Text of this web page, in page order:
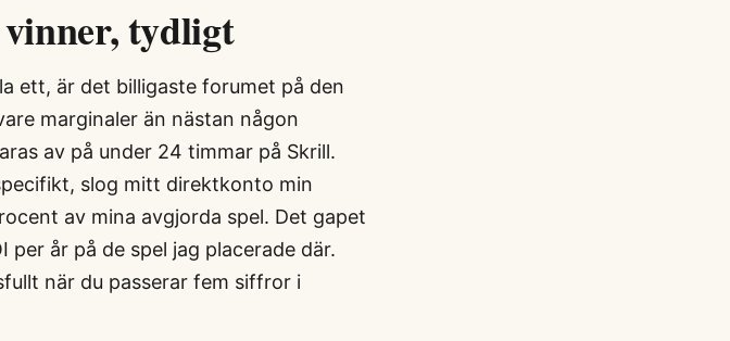
tydligt
ett, är det billigaste forumet på den
marginaler än nästan någon
av på under 24 timmar på Skrill.
slog mitt direktkonto min
av mina avgjorda spel. Det gapet
år på de spel jag placerade där.
när du passerar fem siffror i